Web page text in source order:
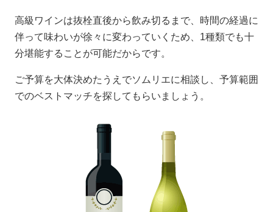
高級ワインは抜栓直後から飲み切るまで、時間の経過に
伴って味わいが徐々に変わっていくため、1種類でも十
分堪能することが可能だからです。
ご予算を大体決めたうえでソムリエに相談し、予算範囲
でのベストマッチを探してもらいましょう。